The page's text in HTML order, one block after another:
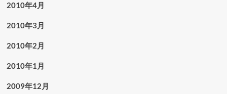
2010年4月
2010年3月
2010年2月
2010年1月
2009年12月